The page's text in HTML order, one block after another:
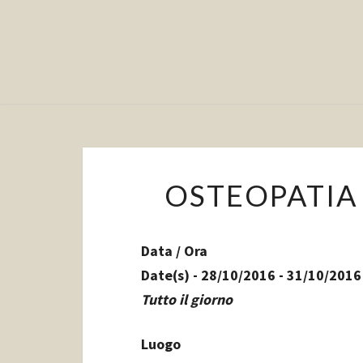
Data / Ora
Date(s) - 28/10/2016 - 31/10/2016
Tutto il giorno
Luogo